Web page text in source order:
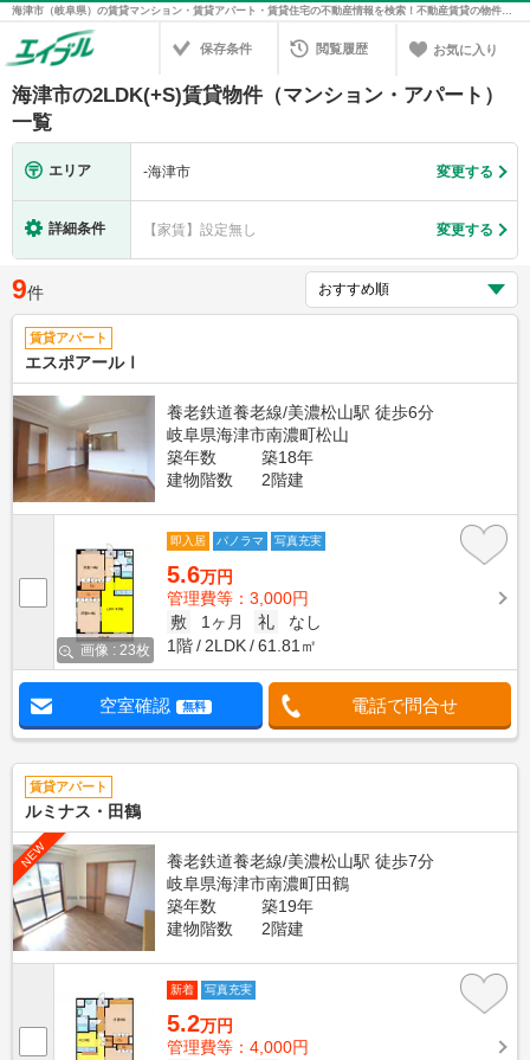
海津市（岐阜県）の賃貸マンション・賃貸アパート・賃貸住宅の不動産情報を検索！不動産賃貸の物件探しは、お部屋探しのエイブル
保存条件 閲覧履歴 お気に入り
海津市の2LDK(+S)賃貸物件（マンション・アパート）
一覧
エリア -海津市 変更する
詳細条件 【家賃】設定無し 変更する
9件
賃貸アパート
エスポアールⅠ
養老鉄道養老線/美濃松山駅 徒歩6分
岐阜県海津市南濃町松山
築年数
築18年
建物階数
2階建
画像 : 23枚
即入居 パノラマ 写真充実
5.6万円
管理費等：3,000円
敷
1ヶ月 礼
なし
1階
2LDK 61.81㎡
空室確認 無料 電話で問合せ
賃貸アパート
ルミナス・田鶴
NEW
養老鉄道養老線/美濃松山駅 徒歩7分
岐阜県海津市南濃町田鶴
築年数
築19年
建物階数
2階建
新着 写真充実
5.2万円
管理費等：4,000円